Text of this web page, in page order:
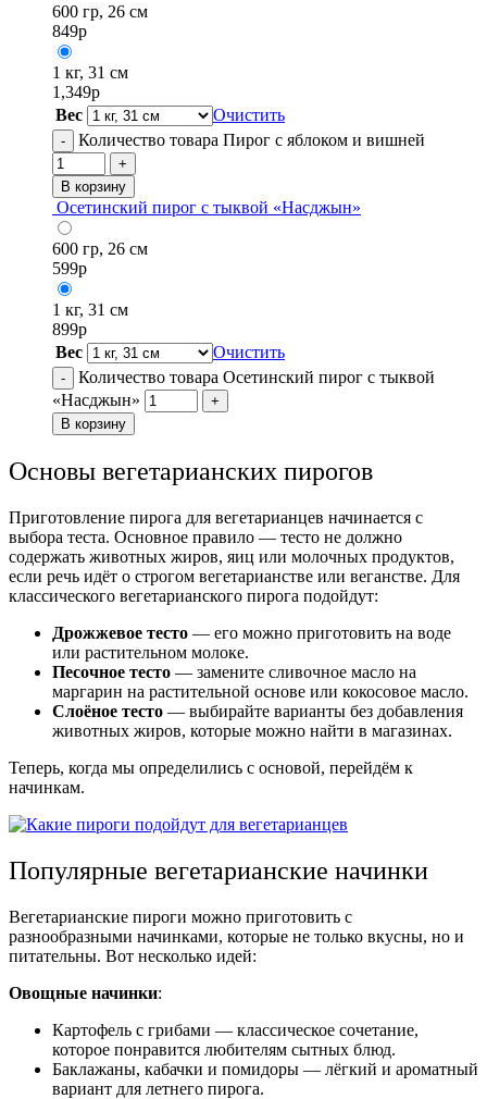
600 гр, 26 см
849р
1 кг, 31 см
1,349р
Вес
Очистить
- Количество товара Пирог с яблоком и вишней
+
В корзину
Осетинский пирог с тыквой «Насджын»
600 гр, 26 см
599р
1 кг, 31 см
899р
Вес
Очистить
-
Количество товара Осетинский пирог с тыквой
«Насджын»
+
В корзину
Основы вегетарианских пирогов
Приготовление пирога для вегетарианцев начинается с
выбора теста. Основное правило — тесто не должно
содержать животных жиров, яиц или молочных продуктов,
если речь идёт о строгом вегетарианстве или веганстве. Для
классического вегетарианского пирога подойдут:
Дрожжевое тесто — его можно приготовить на воде
или растительном молоке.
Песочное тесто — замените сливочное масло на
маргарин на растительной основе или кокосовое масло.
Слоёное тесто — выбирайте варианты без добавления
животных жиров, которые можно найти в магазинах.
Теперь, когда мы определились с основой, перейдём к
начинкам.
Популярные вегетарианские начинки
Вегетарианские пироги можно приготовить с
разнообразными начинками, которые не только вкусны, но и
питательны. Вот несколько идей:
Овощные начинки:
Картофель с грибами — классическое сочетание,
которое понравится любителям сытных блюд.
Баклажаны, кабачки и помидоры — лёгкий и ароматный
вариант для летнего пирога.